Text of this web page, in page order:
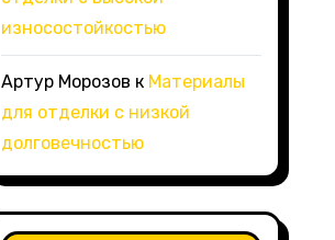
износостойкостью
Артур Морозов к Материалы
для отделки с низкой
долговечностью